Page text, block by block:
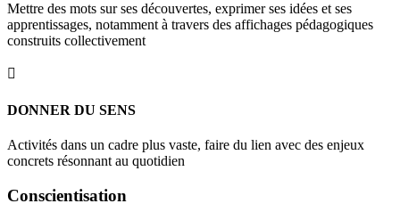
Mettre des mots sur ses découvertes, exprimer ses idées et ses
apprentissages, notamment à travers des affichages pédagogiques
construits collectivement

DONNER DU SENS
Activités dans un cadre plus vaste, faire du lien avec des enjeux
concrets résonnant au quotidien
Conscientisation